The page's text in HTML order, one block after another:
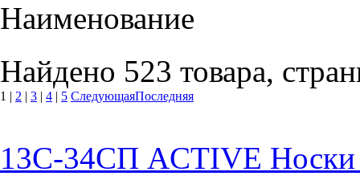
Наименование
Найдено 523 товара,
1 | 2 | 3 | 4 | 5 СледующаяПоследняя
13C-34СП ACTIVE Носки